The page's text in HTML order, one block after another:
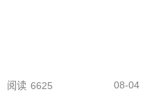
阅读 6625 08-04